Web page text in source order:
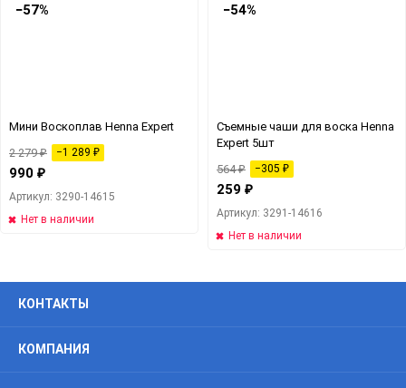
−57%
Мини Воскоплав Henna Expert
2 279₽ −1 289 ₽
990 ₽
Артикул: 3290-14615
Нет в наличии
−54%
Съемные чаши для воска Henna
Expert 5шт
564₽ −305 ₽
259 ₽
Артикул: 3291-14616
Нет в наличии
КОНТАКТЫ
КОМПАНИЯ